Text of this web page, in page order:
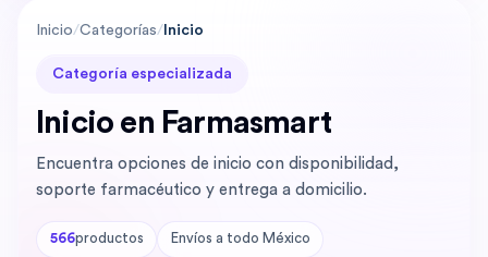
Inicio/Categorías/ Inicio
Categoría especializada
Inicio en Farmasmart
Encuentra opciones de inicio con disponibilidad,
soporte farmacéutico y entrega a domicilio.
566productos Envíos a todo México